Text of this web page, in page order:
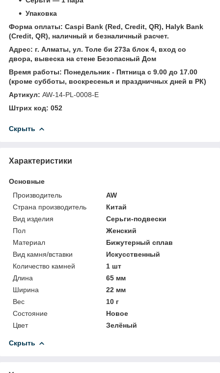
Упаковка
Форма оплаты: Caspi Bank (Red, Credit, QR), Halyk Bank
(Credit, QR), наличный и безналичный расчет.
Адрес: г. Алматы, ул. Толе би 273а блок 4, вход со
двора, вывеска на стене Безопасный Дом
Время работы: Понедельник - Пятница с 9.00 до 17.00
(кроме субботы, воскресенья и праздничных дней в РК)
Артикул: AW-14-PL-0008-E
Штрих код: 052
Скрыть
Характеристики
Основные
Производитель
AW
Страна производитель
Китай
Вид изделия
Серьги-подвески
Пол
Женский
Материал
Бижутерный сплав
Вид камня/вставки
Искусственный
Количество камней
1 шт
Длина
65 мм
Ширина
22 мм
Вес
10 г
Состояние
Новое
Цвет
Зелёный
Скрыть